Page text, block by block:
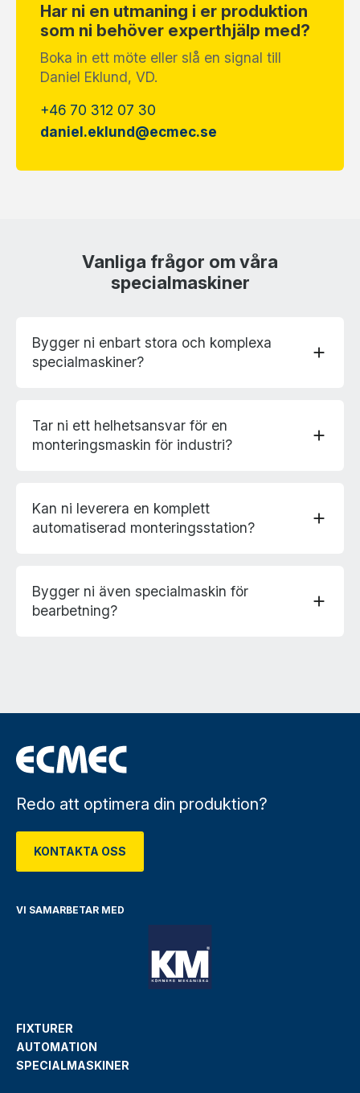
Har ni en utmaning i er produktion
som ni behöver experthjälp med?
Boka in ett möte eller slå en signal till
Daniel Eklund, VD.
+46 70 312 07 30
daniel.eklund@ecmec.se
Vanliga frågor om våra
specialmaskiner
Bygger ni enbart stora och komplexa
specialmaskiner?
add
Tar ni ett helhetsansvar för en
monteringsmaskin för industri?
add
Kan ni leverera en komplett
automatiserad monteringsstation?
add
Bygger ni även specialmaskin för
bearbetning?
add
Redo att optimera din produktion?
KONTAKTA OSS
VI SAMARBETAR MED
FIXTURER
AUTOMATION
SPECIALMASKINER